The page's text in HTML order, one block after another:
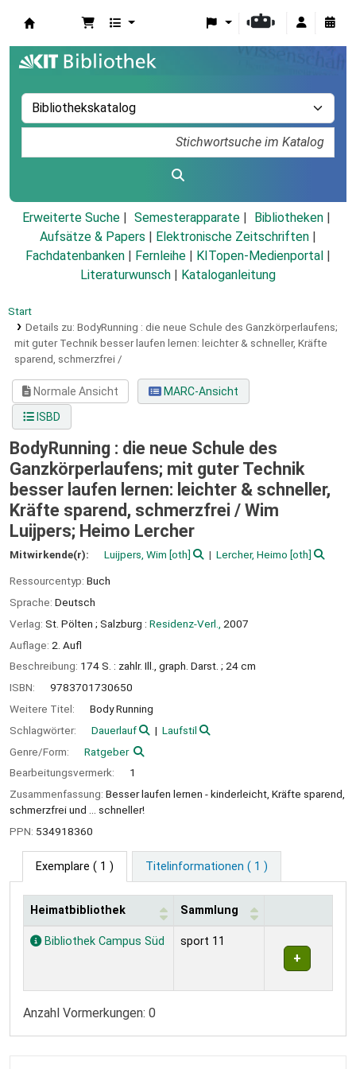
Erweiterte Suche Semesterapparate
Bibliotheken
Aufsätze & Papers
Elektronische Zeitschriften
Fachdatenbanken
Fernleihe KITopen-Medienportal
Literaturwunsch
Kataloganleitung
Start
Details zu: BodyRunning : die neue Schule des Ganzkörperlaufens;
mit guter Technik besser laufen lernen: leichter & schneller, Kräfte
sparend, schmerzfrei /
Normale Ansicht
MARC-Ansicht
ISBD
BodyRunning : die neue Schule des
Ganzkörperlaufens; mit guter Technik
besser laufen lernen: leichter & schneller,
Kräfte sparend, schmerzfrei / Wim
Luijpers; Heimo Lercher
Mitwirkende(r): Luijpers, Wim [oth] Lercher, Heimo [oth]
Ressourcentyp: Buch
Sprache: Deutsch
Verlag: St. Pölten ; Salzburg : Residenz-Verl.,
2007
Auflage: 2. Aufl
Beschreibung: 174 S. : zahlr. Ill., graph. Darst. ; 24 cm
ISBN:
9783701730650
Weitere Titel:
Body Running
Schlagwörter:
Dauerlauf
Laufstil
Genre/Form:
Ratgeber
Bearbeitungsvermerk:
1
Zusammenfassung: Besser laufen lernen - kinderleicht, Kräfte sparend,
schmerzfrei und ... schneller!
PPN: 534918360
Exemplare ( 1 ) Titelinformationen ( 1 )
Exemplare
Heimatbibliothek Sammlung
Bibliothek Campus Süd sport 11
Anzahl Vormerkungen: 0